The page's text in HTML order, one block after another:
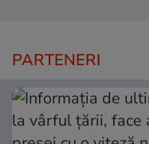
PARTENERI